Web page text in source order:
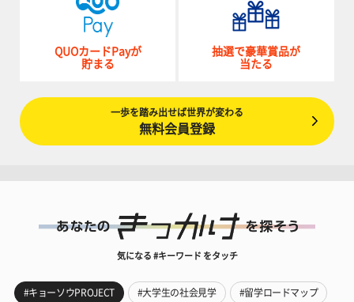
QUOカードPayが
貯まる
抽選で豪華賞品が
当たる
一歩を踏み出せば世界が変わる
無料会員登録
気になる #キーワード をタッチ
#キョーソウPROJECT #大学生の社会見学 #留学ロードマップ